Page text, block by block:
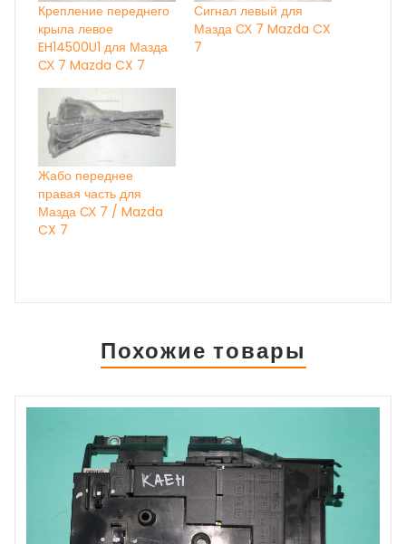
Крепление переднего
крыла левое
EH14500U1 для Мазда
СХ 7 Mazda CX 7
Сигнал левый для
Мазда СХ 7 Mazda CX
7
Жабо переднее
правая часть для
Мазда СХ 7 / Mazda
CX 7
Похожие товары